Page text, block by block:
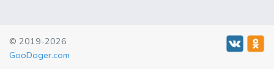
© 2019-2026
GooDoger.com